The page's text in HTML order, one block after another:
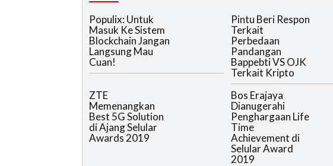
Populix: Untuk
Masuk Ke Sistem
Blockchain Jangan
Langsung Mau
Cuan!
Pintu Beri Respon
Terkait
Perbedaan
Pandangan
Bappebti VS OJK
Terkait Kripto
ZTE
Memenangkan
Best 5G Solution
di Ajang Selular
Awards 2019
Bos Erajaya
Dianugerahi
Penghargaan Life
Time
Achievement di
Selular Award
2019